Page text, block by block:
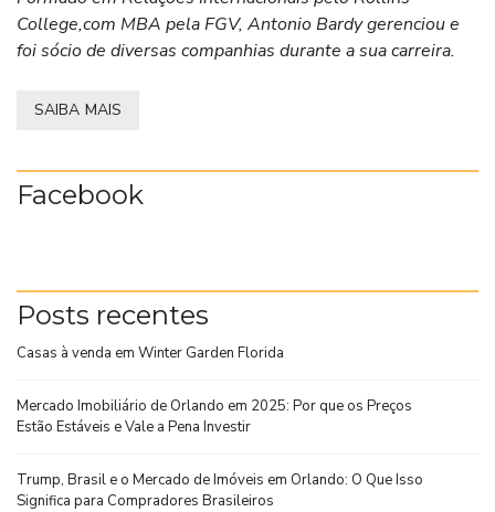
College,com MBA pela FGV, Antonio Bardy gerenciou e
foi sócio de diversas companhias durante a sua carreira.
SAIBA MAIS
Facebook
Posts recentes
Casas à venda em Winter Garden Florida
Mercado Imobiliário de Orlando em 2025: Por que os Preços
Estão Estáveis e Vale a Pena Investir
Trump, Brasil e o Mercado de Imóveis em Orlando: O Que Isso
Significa para Compradores Brasileiros